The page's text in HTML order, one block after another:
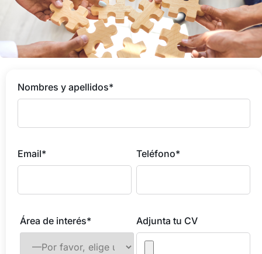
Nombres y apellidos*
Email* Teléfono*
Área de interés* Adjunta tu CV